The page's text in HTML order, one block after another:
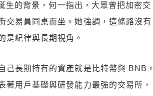
的背景，何一指出，大眾曾把加密交
交易員同桌而坐。她強調，這條路沒有
是紀律與長期視角。
己長期持有的資產就是比特幣與 BNB。
用戶基礎與研發能力最強的交易所，